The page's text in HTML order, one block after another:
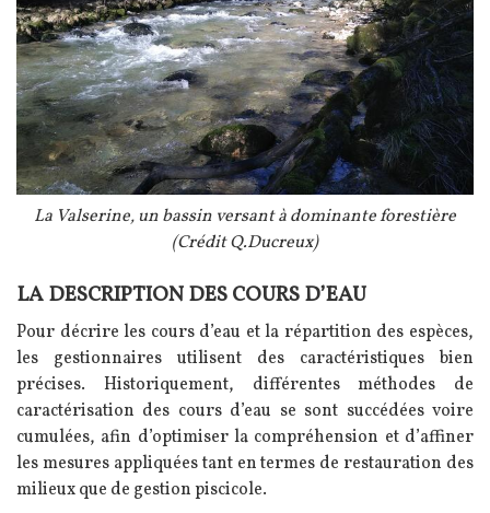
Légende
La Valserine, un bassin versant à dominante forestière
(Crédit Q.Ducreux)
Texte
LA DESCRIPTION DES COURS D’EAU
Pour décrire les cours d’eau et la répartition des espèces,
les gestionnaires utilisent des caractéristiques bien
précises. Historiquement, différentes méthodes de
caractérisation des cours d’eau se sont succédées voire
cumulées, afin d’optimiser la compréhension et d’affiner
les mesures appliquées tant en termes de restauration des
milieux que de gestion piscicole.